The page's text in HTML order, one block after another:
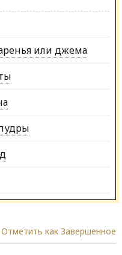
или джема
Отметить как Завершенное